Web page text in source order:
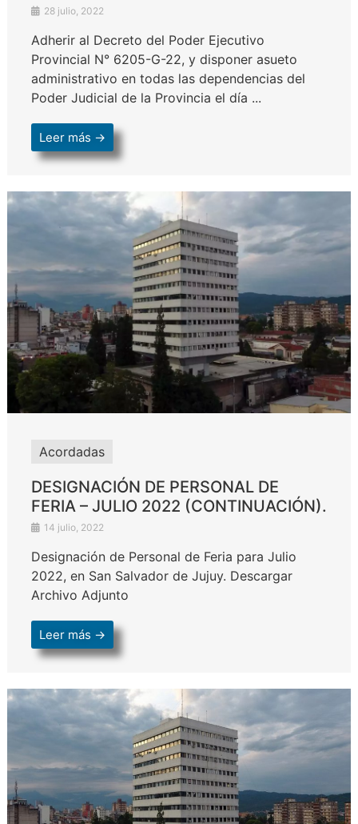
28 julio, 2022
Adherir al Decreto del Poder Ejecutivo
Provincial N° 6205-G-22, y disponer asueto
administrativo en todas las dependencias del
Poder Judicial de la Provincia el día ...
Leer más →
Acordadas
DESIGNACIÓN DE PERSONAL DE
FERIA – JULIO 2022 (CONTINUACIÓN).
14 julio, 2022
Designación de Personal de Feria para Julio
2022, en San Salvador de Jujuy. Descargar
Archivo Adjunto
Leer más →